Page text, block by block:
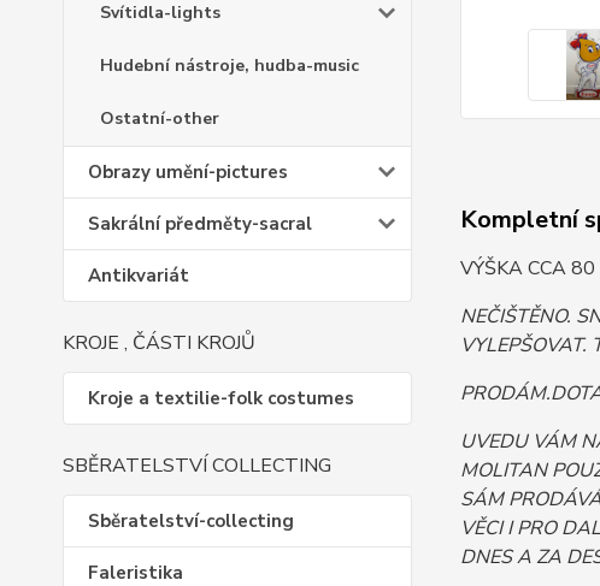
Svítidla-lights
Hudební nástroje, hudba-music
Ostatní-other
Obrazy umění-pictures
Sakrální předměty-sacral
Antikvariát
KROJE , ČÁSTI KROJŮ
Kroje a textilie-folk costumes
SBĚRATELSTVÍ COLLECTING
Sběratelství-collecting
Faleristika
Kompletní
VÝŠKA CCA 80
NEČIŠTĚNO.
VYLEPŠOVAT.
UVEDU VÁM
MOLITAN
SÁM
VĚCI I PRO
DNES A ZA